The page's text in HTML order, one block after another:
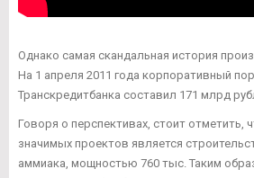
Однако самая скандальная история
На 1 апреля 2011 года корпоративный
Транскредитбанка составил 171 млрд
Говоря о перспективах, стоит отметить,
значимых проектов является
аммиака, мощностью 760 тыс. Таким